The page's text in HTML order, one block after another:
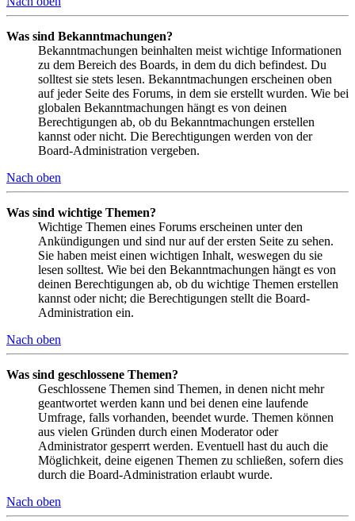
Was sind Bekanntmachungen?
Bekanntmachungen beinhalten meist wichtige Informationen
zu dem Bereich des Boards, in dem du dich befindest. Du
solltest sie stets lesen. Bekanntmachungen erscheinen oben
auf jeder Seite des Forums, in dem sie erstellt wurden. Wie bei
globalen Bekanntmachungen hängt es von deinen
Berechtigungen ab, ob du Bekanntmachungen erstellen
kannst oder nicht. Die Berechtigungen werden von der
Board-Administration vergeben.
Nach oben
Was sind wichtige Themen?
Wichtige Themen eines Forums erscheinen unter den
Ankündigungen und sind nur auf der ersten Seite zu sehen.
Sie haben meist einen wichtigen Inhalt, weswegen du sie
lesen solltest. Wie bei den Bekanntmachungen hängt es von
deinen Berechtigungen ab, ob du wichtige Themen erstellen
kannst oder nicht; die Berechtigungen stellt die Board-
Administration ein.
Nach oben
Was sind geschlossene Themen?
Geschlossene Themen sind Themen, in denen nicht mehr
geantwortet werden kann und bei denen eine laufende
Umfrage, falls vorhanden, beendet wurde. Themen können
aus vielen Gründen durch einen Moderator oder
Administrator gesperrt werden. Eventuell hast du auch die
Möglichkeit, deine eigenen Themen zu schließen, sofern dies
durch die Board-Administration erlaubt wurde.
Nach oben